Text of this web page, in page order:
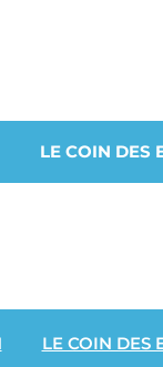
LE COIN DES
LE COIN DES